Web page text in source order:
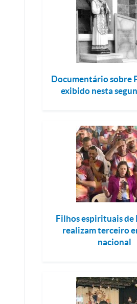
Documentário sobre
exibido nesta
Filhos espirituais de
realizam terceiro
nacional